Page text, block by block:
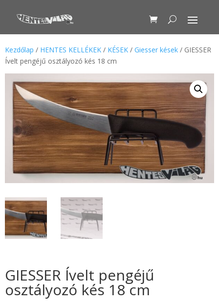
Kezdőlap / HENTES KELLÉKEK / KÉSEK / Giesser kések / GIESSER
Ívelt pengéjű osztályozó kés 18 cm
GIESSER Ívelt pengéjű
osztályozó kés 18 cm